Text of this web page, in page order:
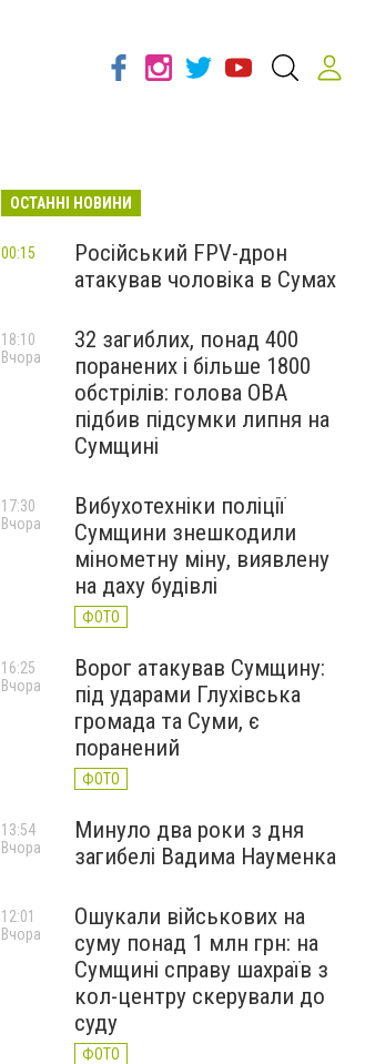
ОСТАННІ НОВИНИ
Російський FPV-дрон
атакував чоловіка в Сумах
00:15
32 загиблих, понад 400
поранених і більше 1800
обстрілів: голова ОВА
підбив підсумки липня на
Сумщині
18:10
Вчора
Вибухотехніки поліції
Сумщини знешкодили
мінометну міну, виявлену
на даху будівлі
ФОТО
17:30
Вчора
Ворог атакував Сумщину:
під ударами Глухівська
громада та Суми, є
поранений
ФОТО
16:25
Вчора
Минуло два роки з дня
загибелі Вадима Науменка
13:54
Вчора
Ошукали військових на
суму понад 1 млн грн: на
Сумщині справу шахраїв з
кол-центру скерували до
суду
ФОТО
12:01
Вчора